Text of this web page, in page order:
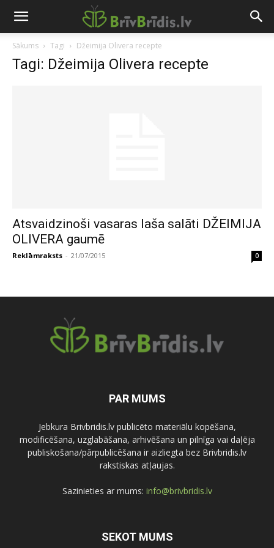
Sākums Tagi Džeimija Olivera recepte
Tagi: Džeimija Olivera recepte
Atsvaidzinoši vasaras laša salāti DŽEIMIJA
OLIVERA gaumē
Reklāmraksts - 21/07/2015 0
PAR MUMS
Jebkura Brivbridis.lv publicēto materiālu kopēšana,
modificēšana, uzglabāšana, arhivēšana un pilnīga vai daļēja
publiskošana/pārpublicēšana ir aizliegta bez Brivbridis.lv
rakstiskas atļaujas.
Sazinieties ar mums: info@brivbridis.lv
SEKOT MUMS